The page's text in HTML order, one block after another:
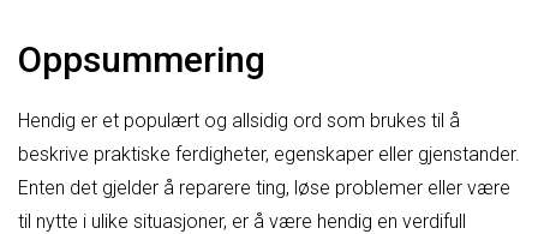
Oppsummering
Hendig er et populært og allsidig ord som brukes til å
beskrive praktiske ferdigheter, egenskaper eller gjenstander.
Enten det gjelder å reparere ting, løse problemer eller være
til nytte i ulike situasjoner, er å være hendig en verdifull